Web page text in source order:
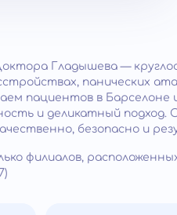
Гладышева —
панических
пациентов в Барселоне
и деликатный подход.
безопасно и
филиалов,